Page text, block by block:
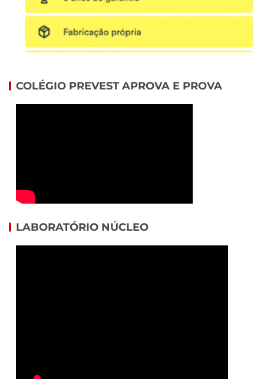
COLÉGIO PREVEST APROVA E PROVA
LABORATÓRIO NÚCLEO